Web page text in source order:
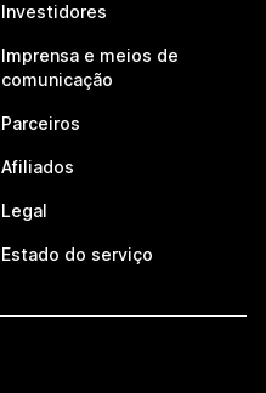
Investidores
Imprensa e meios de
comunicação
Parceiros
Afiliados
Legal
Estado do serviço